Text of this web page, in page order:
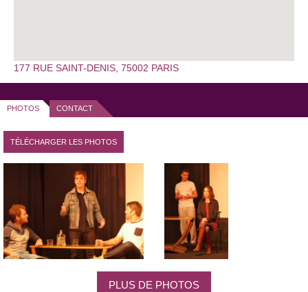
177 RUE SAINT-DENIS, 75002 PARIS
PHOTOS CONTACT
TÉLÉCHARGER LES PHOTOS
PLUS DE PHOTOS